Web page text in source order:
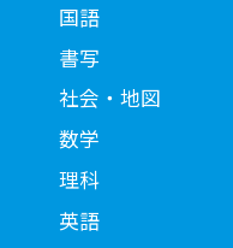
国語
書写
社会・地図
数学
理科
英語